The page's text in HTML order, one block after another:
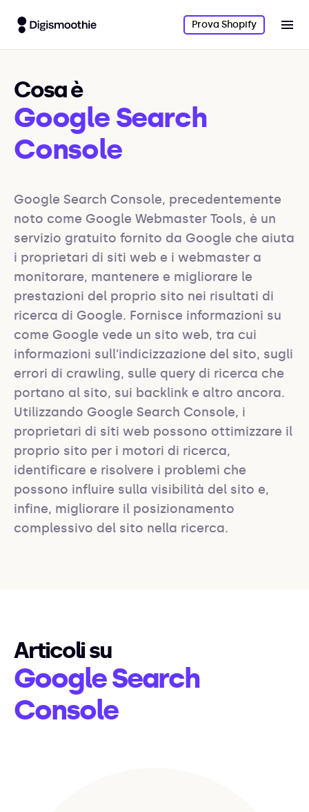
Prova Shopify
Cosa è
Google Search
Console
Google Search Console, precedentemente
noto come Google Webmaster Tools, è un
servizio gratuito fornito da Google che aiuta
i proprietari di siti web e i webmaster a
monitorare, mantenere e migliorare le
prestazioni del proprio sito nei risultati di
ricerca di Google. Fornisce informazioni su
come Google vede un sito web, tra cui
informazioni sull'indicizzazione del sito, sugli
errori di crawling, sulle query di ricerca che
portano al sito, sui backlink e altro ancora.
Utilizzando Google Search Console, i
proprietari di siti web possono ottimizzare il
proprio sito per i motori di ricerca,
identificare e risolvere i problemi che
possono influire sulla visibilità del sito e,
infine, migliorare il posizionamento
complessivo del sito nella ricerca.
Articoli su
Google Search
Console